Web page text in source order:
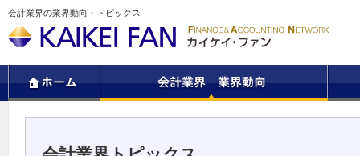
会計業界の業界動向・トピックス